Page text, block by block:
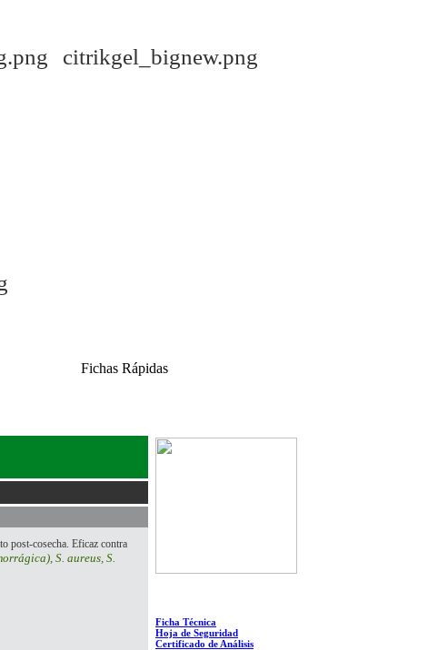
Fichas Rápidas
post-cosecha. Eficaz contra
S. aureus, S.
Ficha Técnica
Hoja de Seguridad
Certificado de Análisis